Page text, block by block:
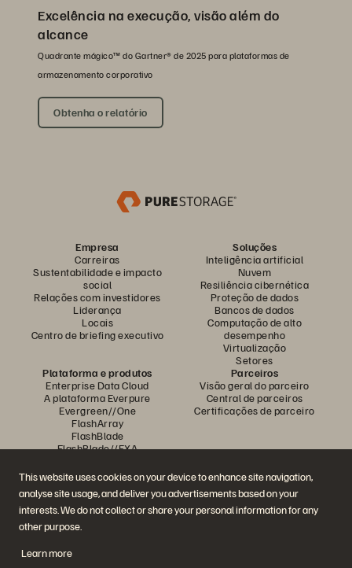
This website uses cookies on your device to enhance site navigation,
analyse site usage, and deliver you advertisements based on your
interests. We do not collect or share your personal information for any
other purpose.
Learn more
Excelência na execução, visão além do
alcance
Quadrante mágico™ do Gartner® de 2025 para plataformas de
armazenamento corporativo
Obtenha o relatório
Empresa
Carreiras
Sustentabilidade e impacto
social
Relações com investidores
Liderança
Locais
Centro de briefing executivo
Soluções
Inteligência artificial
Nuvem
Resiliência cibernética
Proteção de dados
Bancos de dados
Computação de alto
desempenho
Virtualização
Setores
Plataforma e produtos
Enterprise Data Cloud
A plataforma Everpure
Evergreen//One
FlashArray
FlashBlade
FlashBlade//EXA
Portworx
Parceiros
Visão geral do parceiro
Central de parceiros
Certificações de parceiro
Demonstrações
Eventos e webinars
Anúncios de produto
Sala de imprensa
Histórias de clientes
Entre em contato
Entre em contato com a
equipe de vendas